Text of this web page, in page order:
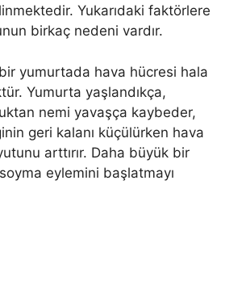
Yukarıdaki faktörlere
birkaç nedeni vardır.
yumurtada hava hücresi hala
Yumurta yaşlandıkça,
nemi yavaşça kaybeder,
geri kalanı küçülürken hava
arttırır. Daha büyük bir
eylemini başlatmayı